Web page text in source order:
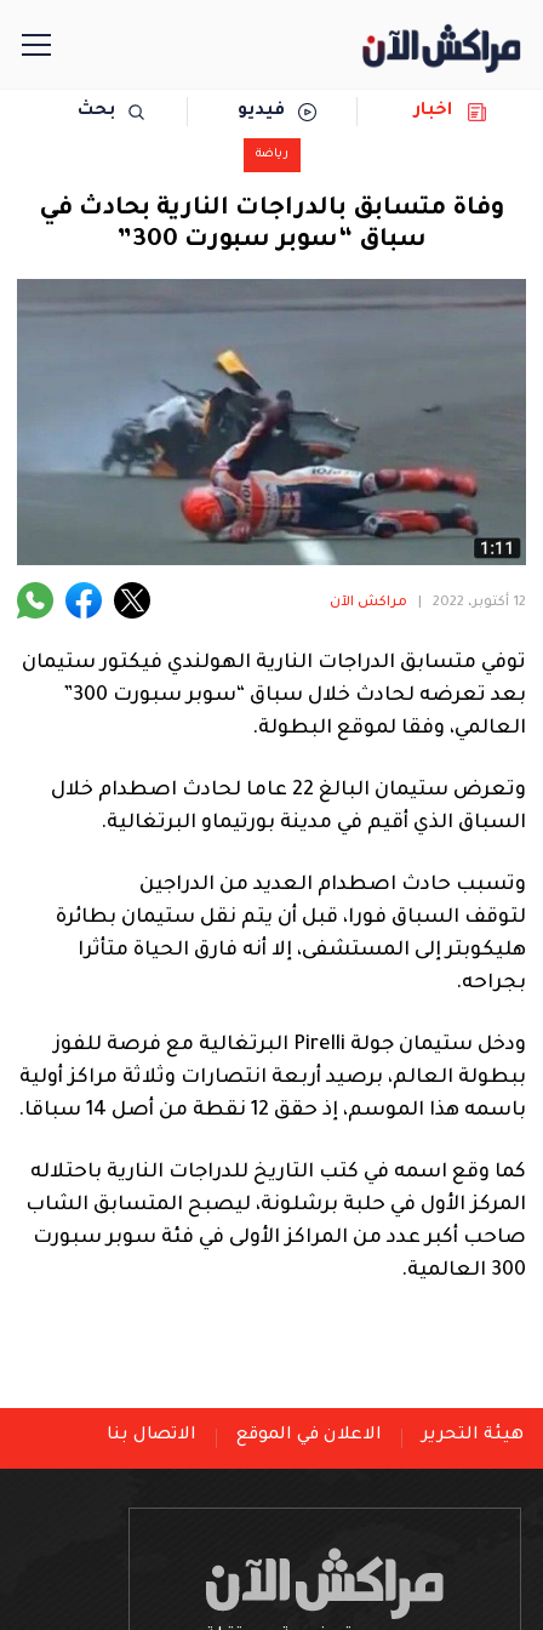
مجتمع
رياضة
المرأة
فنية
منوعة
آراء
اخبار فيديو بحث
رياضة
وفاة متسابق بالدراجات النارية بحادث في
سباق “سوبر سبورت 300”
12 أكتوبر، 2022 مراكش الآن
توفي متسابق الدراجات النارية الهولندي فيكتور ستيمان
بعد تعرضه لحادث خلال سباق “سوبر سبورت 300”
العالمي، وفقا لموقع البطولة.
وتعرض ستيمان البالغ 22 عاما لحادث اصطدام خلال
السباق الذي أقيم في مدينة بورتيماو البرتغالية.
وتسبب حادث اصطدام العديد من الدراجين
لتوقف السباق فورا، قبل أن يتم نقل ستيمان بطائرة
هليكوبتر إلى المستشفى، إلا أنه فارق الحياة متأثرا
بجراحه.
ودخل ستيمان جولة Pirelli البرتغالية مع فرصة للفوز
ببطولة العالم، برصيد أربعة انتصارات وثلاثة مراكز أولية
باسمه هذا الموسم، إذ حقق 12 نقطة من أصل 14 سباقا.
كما وقع اسمه في كتب التاريخ للدراجات النارية باحتلاله
المركز الأول في حلبة برشلونة، ليصبح المتسابق الشاب
صاحب أكبر عدد من المراكز الأولى في فئة سوبر سبورت
300 العالمية.
هيئة التحرير الاعلان في الموقع الاتصال بنا